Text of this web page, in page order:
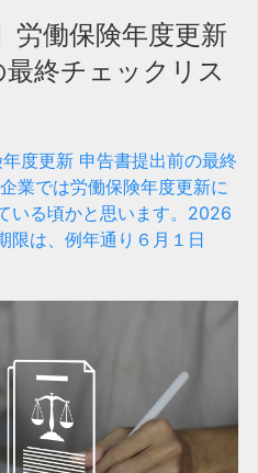
労働保険年度更新
終チェックリス
度更新 申告書提出前の最終
業では労働保険年度更新に
いる頃かと思います。2026
限は、例年通り６月１日